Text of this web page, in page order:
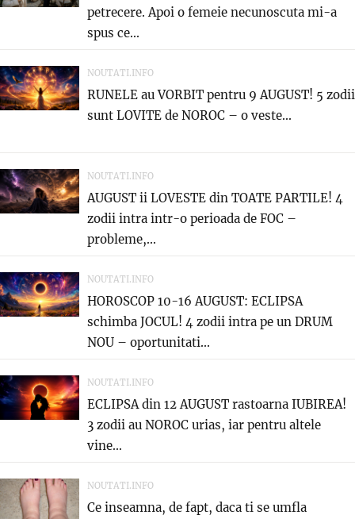
petrecere. Apoi o femeie necunoscuta mi-a
spus ce...
NOUTATI.INFO
RUNELE au VORBIT pentru 9 AUGUST! 5 zodii
sunt LOVITE de NOROC – o veste...
NOUTATI.INFO
AUGUST ii LOVESTE din TOATE PARTILE! 4
zodii intra intr-o perioada de FOC –
probleme,...
NOUTATI.INFO
HOROSCOP 10-16 AUGUST: ECLIPSA
schimba JOCUL! 4 zodii intra pe un DRUM
NOU – oportunitati...
NOUTATI.INFO
ECLIPSA din 12 AUGUST rastoarna IUBIREA!
3 zodii au NOROC urias, iar pentru altele
vine...
NOUTATI.INFO
Ce inseamna, de fapt, daca ti se umfla